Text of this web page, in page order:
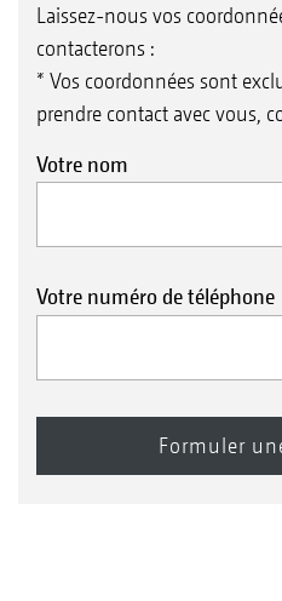
Laissez-nous vos
contacterons :
* Vos coordonnées sont
prendre contact avec vous,
Votre nom
Votre numéro de téléphone